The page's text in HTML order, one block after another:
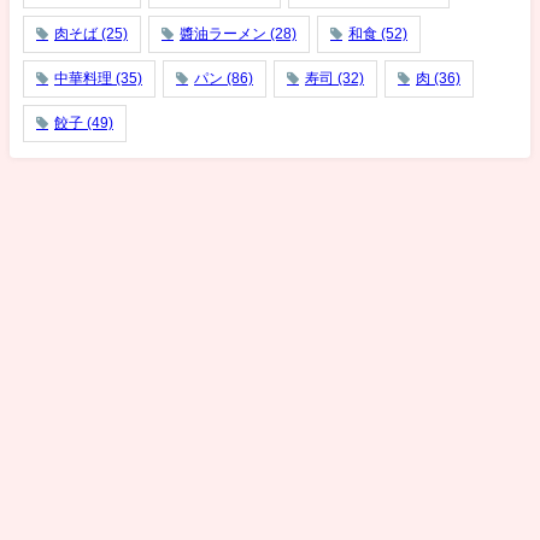
肉そば (25) 醬油ラーメン (28) 和食 (52)
中華料理 (35) パン (86) 寿司 (32) 肉 (36)
餃子 (49)